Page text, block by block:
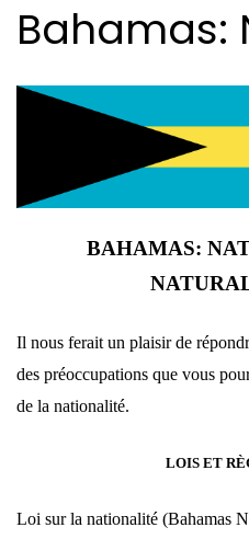
Bahamas:
BAHAMAS:
Il nous ferait un plaisir de
des préoccupations que vous
de la nationalité.
LOIS ET
Loi sur la nationalité (Bahamas